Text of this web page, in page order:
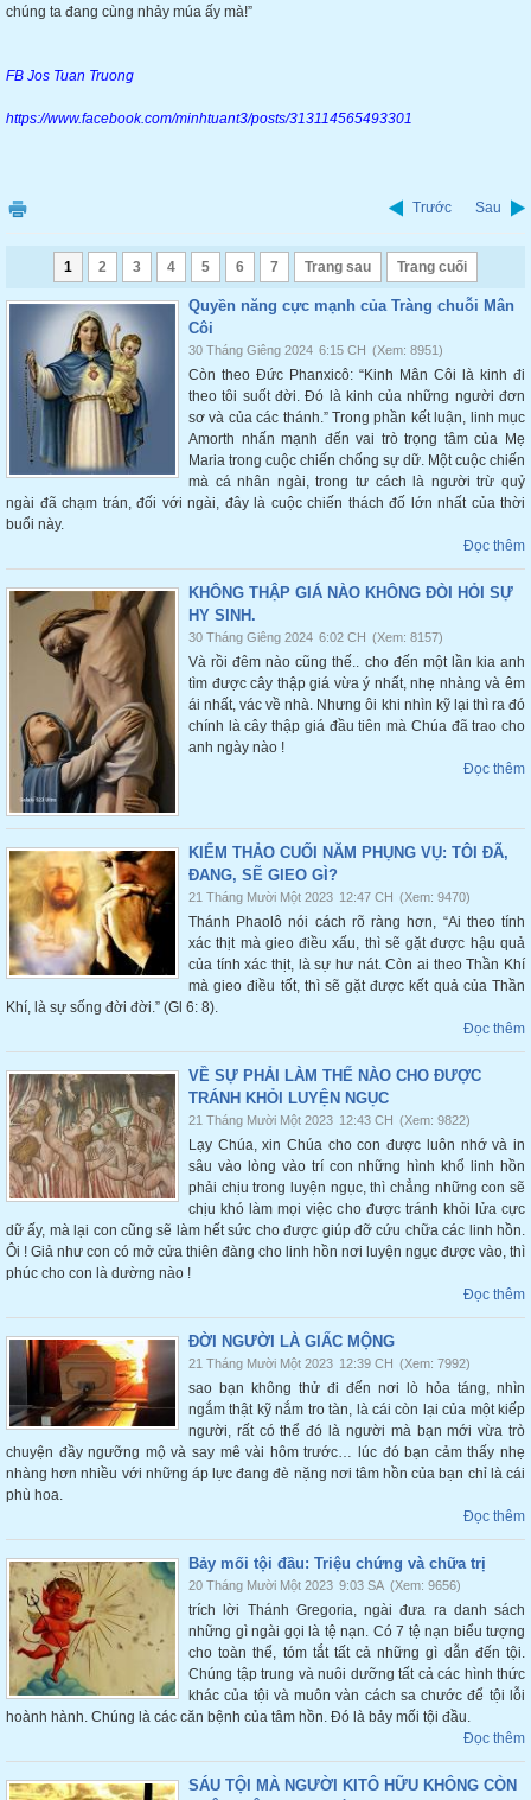
chúng ta đang cùng nhảy múa ấy mà!”
FB Jos Tuan Truong
https://www.facebook.com/minhtuant3/posts/313114565493301
Trước Sau
1 2 3 4 5 6 7 Trang sau Trang cuối
Quyền năng cực mạnh của Tràng chuỗi Mân
Côi
30 Tháng Giêng 2024 6:15 CH (Xem: 8951)
Còn theo Đức Phanxicô: “Kinh Mân Côi là kinh đi
theo tôi suốt đời. Đó là kinh của những người đơn
sơ và của các thánh.” Trong phần kết luận, linh mục
Amorth nhấn mạnh đến vai trò trọng tâm của Mẹ
Maria trong cuộc chiến chống sự dữ. Một cuộc chiến
mà cá nhân ngài, trong tư cách là người trừ quỷ
ngài đã chạm trán, đối với ngài, đây là cuộc chiến thách đố lớn nhất của thời
buổi này.
Đọc thêm
KHÔNG THẬP GIÁ NÀO KHÔNG ĐÒI HỎI SỰ
HY SINH.
30 Tháng Giêng 2024 6:02 CH (Xem: 8157)
Và rồi đêm nào cũng thế.. cho đến một lần kia anh
tìm được cây thập giá vừa ý nhất, nhẹ nhàng và êm
ái nhất, vác về nhà. Nhưng ôi khi nhìn kỹ lại thì ra đó
chính là cây thập giá đầu tiên mà Chúa đã trao cho
anh ngày nào !
Đọc thêm
KIỂM THẢO CUỐI NĂM PHỤNG VỤ: TÔI ĐÃ,
ĐANG, SẼ GIEO GÌ?
21 Tháng Mười Một 2023 12:47 CH (Xem: 9470)
Thánh Phaolô nói cách rõ ràng hơn, “Ai theo tính
xác thịt mà gieo điều xấu, thì sẽ gặt được hậu quả
của tính xác thịt, là sự hư nát. Còn ai theo Thần Khí
mà gieo điều tốt, thì sẽ gặt được kết quả của Thần
Khí, là sự sống đời đời.” (Gl 6: 8).
Đọc thêm
VỀ SỰ PHẢI LÀM THẾ NÀO CHO ĐƯỢC
TRÁNH KHỎI LUYỆN NGỤC
21 Tháng Mười Một 2023 12:43 CH (Xem: 9822)
Lạy Chúa, xin Chúa cho con được luôn nhớ và in
sâu vào lòng vào trí con những hình khổ linh hồn
phải chịu trong luyện ngục, thì chẳng những con sẽ
chịu khó làm mọi việc cho được tránh khỏi lửa cực
dữ ấy, mà lại con cũng sẽ làm hết sức cho được giúp đỡ cứu chữa các linh hồn.
Ôi ! Giả như con có mở cửa thiên đàng cho linh hồn nơi luyện ngục được vào, thì
phúc cho con là dường nào !
Đọc thêm
ĐỜI NGƯỜI LÀ GIẤC MỘNG
21 Tháng Mười Một 2023 12:39 CH (Xem: 7992)
sao bạn không thử đi đến nơi lò hỏa táng, nhìn
ngắm thật kỹ nắm tro tàn, là cái còn lại của một kiếp
người, rất có thể đó là người mà bạn mới vừa trò
chuyện đầy ngưỡng mộ và say mê vài hôm trước… lúc đó bạn cảm thấy nhẹ
nhàng hơn nhiều với những áp lực đang đè nặng nơi tâm hồn của bạn chỉ là cái
phù hoa.
Đọc thêm
Bảy mối tội đầu: Triệu chứng và chữa trị
20 Tháng Mười Một 2023 9:03 SA (Xem: 9656)
trích lời Thánh Gregoria, ngài đưa ra danh sách
những gì ngài gọi là tệ nạn. Có 7 tệ nạn biểu tượng
cho toàn thể, tóm tắt tất cả những gì dẫn đến tội.
Chúng tập trung và nuôi dưỡng tất cả các hình thức
khác của tội và muôn vàn cách sa chước để tội lỗi
hoành hành. Chúng là các căn bệnh của tâm hồn. Đó là bảy mối tội đầu.
Đọc thêm
SÁU TỘI MÀ NGƯỜI KITÔ HỮU KHÔNG CÒN